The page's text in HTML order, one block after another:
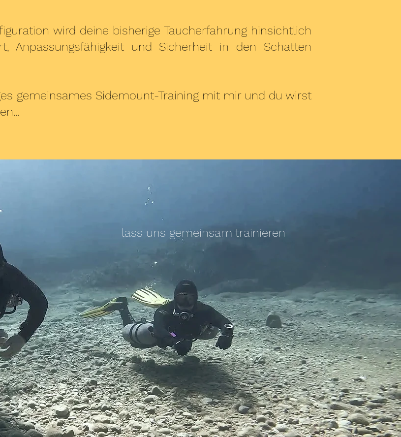
wird deine bisherige Taucherfahrung hinsichtlich
Anpassungsfähigkeit und Sicherheit in den Schatten
gemeinsames Sidemount-Training mit mir und du wirst
lass uns gemeinsam trainieren